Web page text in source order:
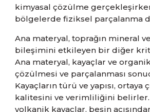
kimyasal çözülme
bölgelerde fiziksel parçalanma
Ana materyal, toprağın mineral
bileşimini etkileyen bir diğer
Ana materyal, kayaçlar ve
çözülmesi ve parçalanması
Kayaçların türü ve yapısı, ortaya
kalitesini ve verimliliğini
volkanik kayaçlar, besin